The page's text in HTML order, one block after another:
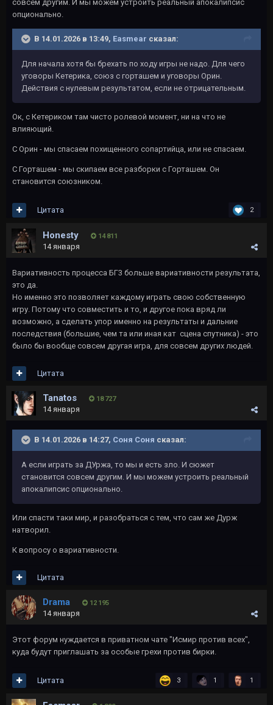
совсем другим. И мы можем устроить реальный апокалипсис
опционально.
В 14.01.2026 в 13:49, Easmear сказал:
Для начала хотя бы брехать по ходу игры не надо. Для чего
уговоры Кетерика, союз с горташем и уговоры Орин.
Действия с нулевым результатом, если не отрицательным.
Ок, с Кетериком там чисто ролевой момент, ни на что не
влияющий.
С Орин - мы спасаем похищенного сопартийца, или не спасаем.
С Горташем - мы скипаем все разборки с Горташем. Он
становится союзником.
2
Цитата
Honesty 14 811
14 января
Вариативность процесса БГ3 больше вариативности результата,
это да.
Но именно это позволяет каждому играть свою собственную
игру. Потому что совместить и то, и другое пока вряд ли
возможно, а сделать упор именно на результаты и дальние
последствия (большие, чем та или иная кат сцена спутника) - это
было бы вообще совсем другая игра, для совсем других людей.
Цитата
Tanatos 18 727
14 января
В 14.01.2026 в 14:27, Соня Соня сказал:
А если играть за ДУржа, то мы и есть зло. И сюжет
становится совсем другим. И мы можем устроить реальный
апокалипсис опционально.
Или спасти таки мир, и разобраться с тем, что сам же Дурж
натворил.
К вопросу о вариативности.
Цитата
Drama 12 195
14 января
Этот форум нуждается в приватном чате "Исмир против всех",
куда будут приглашать за особые грехи против бирки.
3 1 1
Цитата